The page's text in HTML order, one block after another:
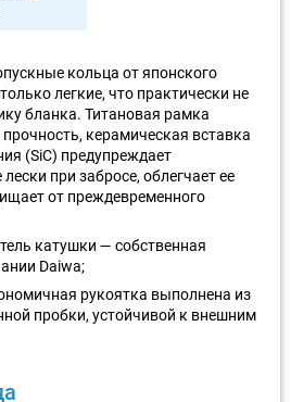
кольца от японского
легкие, что практически не
бланка. Титановая рамка
керамическая вставка
(SiC) предупреждает
при забросе, облегчает ее
от преждевременного
катушки — собственная
Daiwa;
рукоятка выполнена из
пробки, устойчивой к внешним